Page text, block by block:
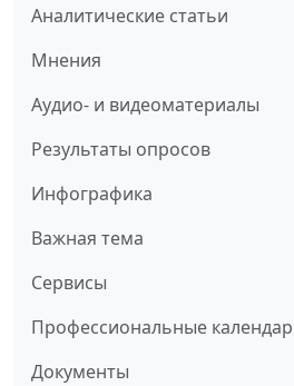
Аналитические статьи
Мнения
Аудио- и видеоматериалы
Результаты опросов
Инфографика
Важная тема
Сервисы
Профессиональные
Документы